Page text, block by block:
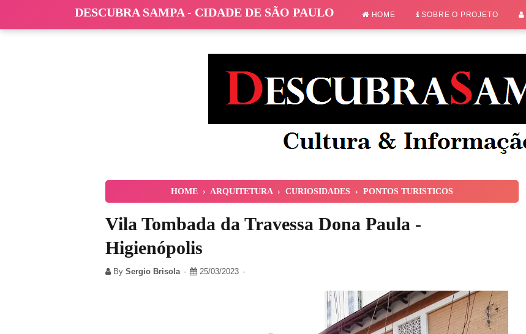
DESCUBRA SAMPA - CIDADE DE SÃO PAULO HOME SOBRE O PROJETO
HOME › ARQUITETURA › CURIOSIDADES › PONTOS TURISTICOS
Vila Tombada da Travessa Dona Paula -
Higienópolis
By Sergio Brisola 25/03/2023